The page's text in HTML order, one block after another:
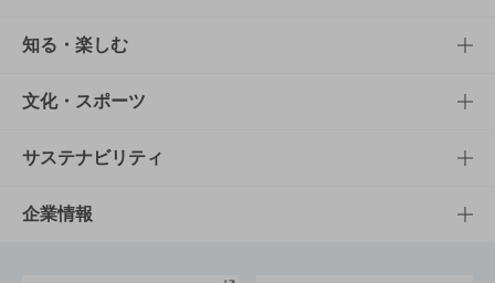
商品TOP
商品一覧
商品発売情報
栄養成分一覧
知る・楽しむ
知る・楽しむTOP
キャンペーン
工場見学
文化・スポーツ
文化・スポーツTOP
サントリーホール
サステナビリティ
サステナビリティTOP
企業情報